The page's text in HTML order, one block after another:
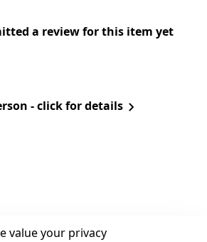
a review for this item yet
- click for details
value your privacy